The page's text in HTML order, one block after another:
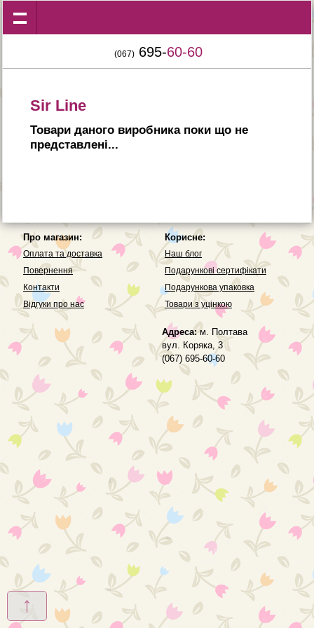
(067) 695-60-60
Sir Line
Товари даного виробника поки що не
представленi...
↑
Про магазин:
Оплата та доставка
Повернення
Контакти
Вiдгуки про нас
Корисне:
Наш блог
Подарункові сертифікати
Подарункова упаковка
Товари з уцінкою
Адреса:м. Полтава
вул. Коряка, 3
(067) 695-60-60